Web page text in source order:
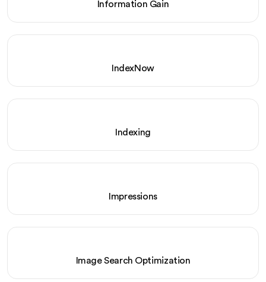
Information Gain
IndexNow
Indexing
Impressions
Image Search Optimization